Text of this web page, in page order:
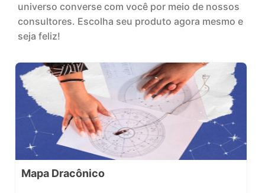
universo converse com você por meio de nossos
consultores. Escolha seu produto agora mesmo e
seja feliz!
Mapa Dracônico